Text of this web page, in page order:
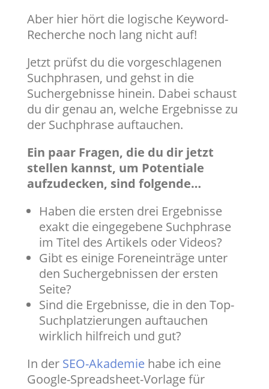
Aber hier hört die logische Keyword-
Recherche noch lang nicht auf!
Jetzt prüfst du die vorgeschlagenen
Suchphrasen, und gehst in die
Suchergebnisse hinein. Dabei schaust
du dir genau an, welche Ergebnisse zu
der Suchphrase auftauchen.
Ein paar Fragen, die du dir jetzt
stellen kannst, um Potentiale
aufzudecken, sind folgende…
Haben die ersten drei Ergebnisse
exakt die eingegebene Suchphrase
im Titel des Artikels oder Videos?
Gibt es einige Foreneinträge unter
den Suchergebnissen der ersten
Seite?
Sind die Ergebnisse, die in den Top-
Suchplatzierungen auftauchen
wirklich hilfreich und gut?
In der SEO-Akademiehabe ich eine
Google-Spreadsheet-Vorlage für